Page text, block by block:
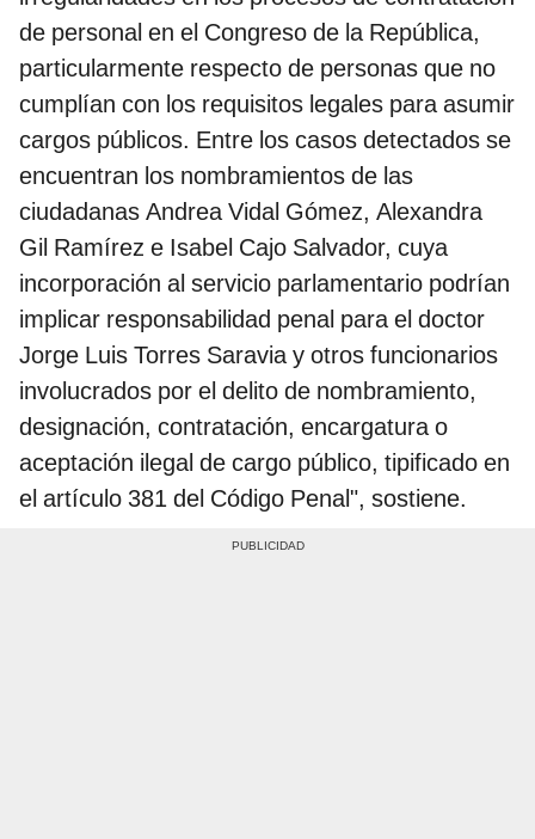
de personal en el Congreso de la República,
particularmente respecto de personas que no
cumplían con los requisitos legales para asumir
cargos públicos. Entre los casos detectados se
encuentran los nombramientos de las
ciudadanas Andrea Vidal Gómez, Alexandra
Gil Ramírez e Isabel Cajo Salvador, cuya
incorporación al servicio parlamentario podrían
implicar responsabilidad penal para el doctor
Jorge Luis Torres Saravia y otros funcionarios
involucrados por el delito de nombramiento,
designación, contratación, encargatura o
aceptación ilegal de cargo público, tipificado en
el artículo 381 del Código Penal", sostiene.